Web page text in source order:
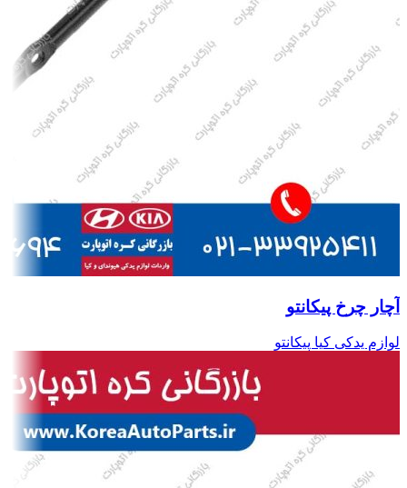
آچار چرخ پیکانتو
لوازم یدکی کیا پیکانتو